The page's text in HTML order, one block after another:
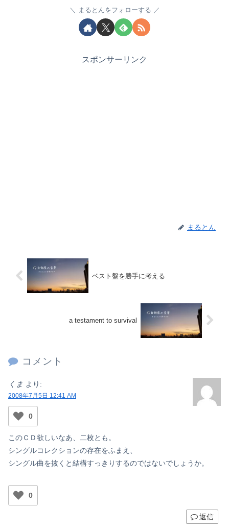
まるとんをフォローする
スポンサーリンク
まるとん
ベスト盤を勝手に考える
a testament to survival
コメント
くま より:
2008年7月5日 12:41 AM
0
このＣＤ欲しいなあ、二枚とも。
シングルコレクションの存在をふまえ、
シングル曲を抜くと結構すっきりするのではないでしょうか。
0
返信